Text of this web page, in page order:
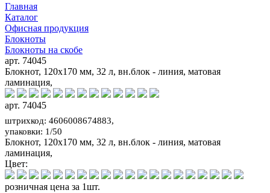
Главная
Каталог
Офисная продукция
Блокноты
Блокноты на скобе
арт. 74045
Блокнот, 120х170 мм, 32 л, вн.блок - линия, матовая
ламинация,
арт. 74045
штрихкод: 4606008674883,
упаковки: 1/50
Блокнот, 120х170 мм, 32 л, вн.блок - линия, матовая
ламинация,
Цвет:
розничная цена за 1шт.